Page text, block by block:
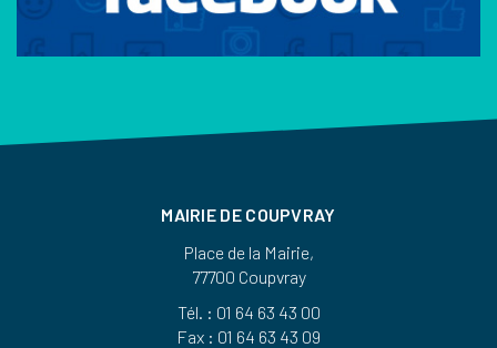
MAIRIE DE COUPVRAY
Place de la Mairie,
77700 Coupvray
Tél. : 01 64 63 43 00
Fax : 01 64 63 43 09